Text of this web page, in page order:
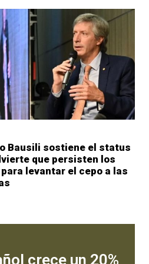
Bausili sostiene el status
que persisten los
levantar el cepo a las
crece un 20%